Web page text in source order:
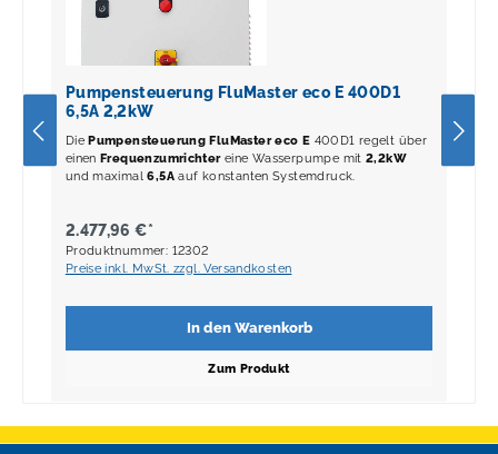
Pumpensteuerung FluMaster eco E 400D1
6,5A 2,2kW
DiePumpensteuerung FluMaster eco E 400D1 regelt über
einenFrequenzumrichtereine Wasserpumpe mit2,2kW
und maximal6,5Aauf konstanten Systemdruck.
2.477,96 €*
Produktnummer: 12302
Preise inkl. MwSt. zzgl. Versandkosten
In den Warenkorb
Zum Produkt